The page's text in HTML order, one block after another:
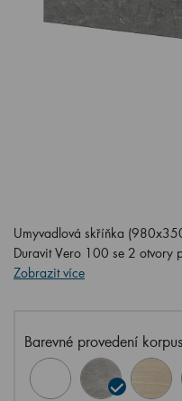
Umyvadlová skříňka
Duravit Vero 100 se 2 otvory
Zobrazit více
Barevné provedení